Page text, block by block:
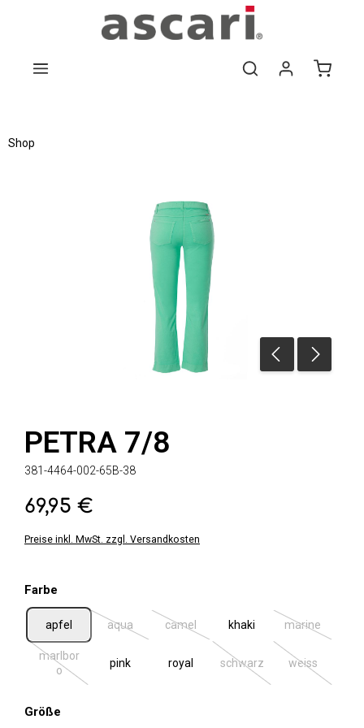
Zum Hauptinhalt springen
Shop
PETRA 7/8
381-4464-002-65B-38
Regulärer Preis:
69,95 €
Preise inkl. MwSt. zzgl. Versandkosten
Farbe
apfel aqua(Diese Option ist zurzeit nicht verfügbar.)
camel(Diese Option ist zurzeit nicht
khaki marine
(Diese
marlbor
o
(Diese Option ist zurzeit nicht verfügbar.)
pink royal schwarz(Diese Option ist zurzeit
weiss(Diese
Größe